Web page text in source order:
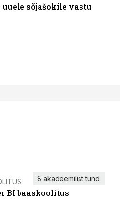
uuele sõjašokile vastu
BI baaskoolitus
8 akadeemilist tundi